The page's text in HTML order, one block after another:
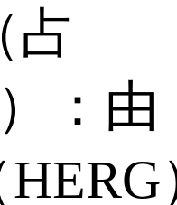
占
：由